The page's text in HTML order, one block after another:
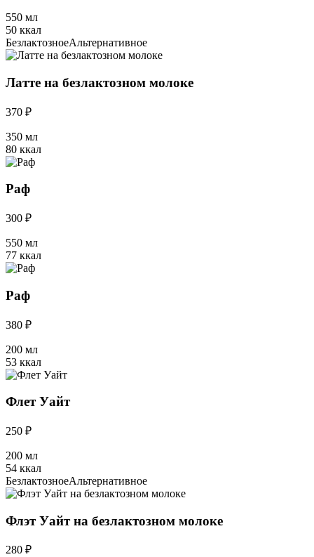
550 мл
50 ккал
БезлактозноеАльтернативное
Латте на безлактозном молоке
370 ₽
350 мл
80 ккал
Раф
300 ₽
550 мл
77 ккал
Раф
380 ₽
200 мл
53 ккал
Флет Уайт
250 ₽
200 мл
54 ккал
БезлактозноеАльтернативное
Флэт Уайт на безлактозном молоке
280 ₽